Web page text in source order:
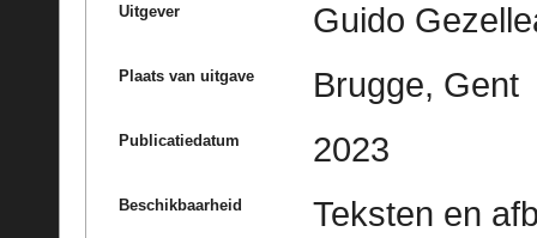
Uitgever Guido
Plaats van uitgave Brugge, Gent
Publicatiedatum 2023
Beschikbaarheid
Teksten en